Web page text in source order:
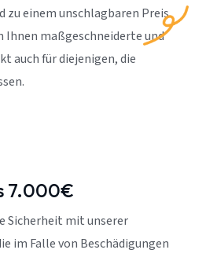
zu einem unschlagbaren Preis
Ihnen maßgeschneiderte und
auch für diejenigen, die
7.000€
Sicherheit mit unserer
im Falle von Beschädigungen